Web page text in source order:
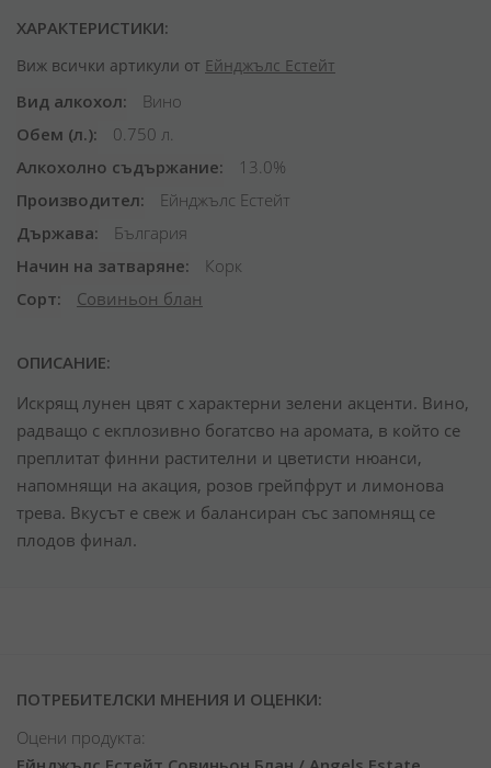
ХАРАКТЕРИСТИКИ:
Виж всички артикули от Ейнджълс Естейт
Вид алкохол
Вино
Обем (л.)
0.750 л.
Алкохолно съдържание
13.0%
Производител
Ейнджълс Естейт
Държава
България
Начин на затваряне
Корк
Сорт
Совиньон блан
ОПИСАНИЕ:
Искрящ лунен цвят с характерни зелени акценти. Вино,
радващо с екплозивно богатсво на аромата, в който се
преплитат финни растителни и цветисти нюанси,
напомнящи на акация, розов грейпфрут и лимонова
трева. Вкусът е свеж и балансиран със запомнящ се
плодов финал.
ПОТРЕБИТЕЛСКИ МНЕНИЯ И ОЦЕНКИ:
Оцени продукта: